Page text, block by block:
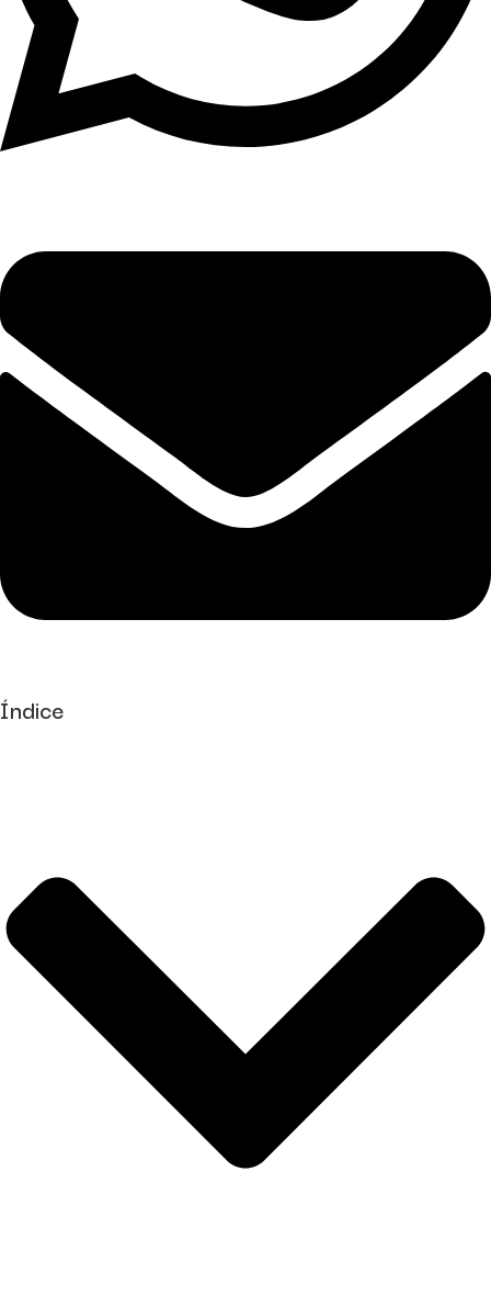
Índice